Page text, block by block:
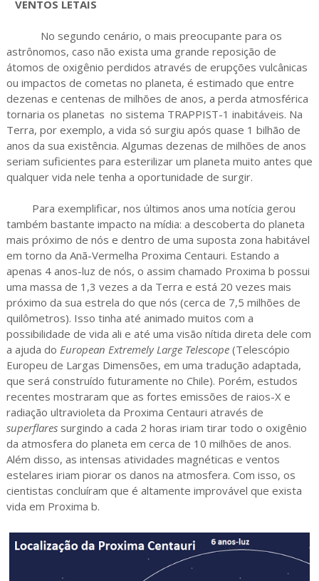
VENTOS LETAIS
No segundo cenário, o mais preocupante para os
astrônomos, caso não exista uma grande reposição de
átomos de oxigênio perdidos através de erupções vulcânicas
ou impactos de cometas no planeta, é estimado que entre
dezenas e centenas de milhões de anos, a perda atmosférica
tornaria os planetas no sistema TRAPPIST-1 inabitáveis. Na
Terra, por exemplo, a vida só surgiu após quase 1 bilhão de
anos da sua existência. Algumas dezenas de milhões de anos
seriam suficientes para esterilizar um planeta muito antes que
qualquer vida nele tenha a oportunidade de surgir.
Para exemplificar, nos últimos anos uma notícia gerou
também bastante impacto na mídia: a descoberta do planeta
mais próximo de nós e dentro de uma suposta zona habitável
em torno da Anã-Vermelha Proxima Centauri. Estando a
apenas 4 anos-luz de nós, o assim chamado Proxima b possui
uma massa de 1,3 vezes a da Terra e está 20 vezes mais
próximo da sua estrela do que nós (cerca de 7,5 milhões de
quilômetros). Isso tinha até animado muitos com a
possibilidade de vida ali e até uma visão nítida direta dele com
a ajuda do European Extremely Large Telescope(Telescópio
Europeu de Largas Dimensões, em uma tradução adaptada,
que será construído futuramente no Chile). Porém, estudos
recentes mostraram que as fortes emissões de raios-X e
radiação ultravioleta da Proxima Centauri através de
superflaressurgindo a cada 2 horas iriam tirar todo o oxigênio
da atmosfera do planeta em cerca de 10 milhões de anos.
Além disso, as intensas atividades magnéticas e ventos
estelares iriam piorar os danos na atmosfera. Com isso, os
cientistas concluíram que é altamente improvável que exista
vida em Proxima b.